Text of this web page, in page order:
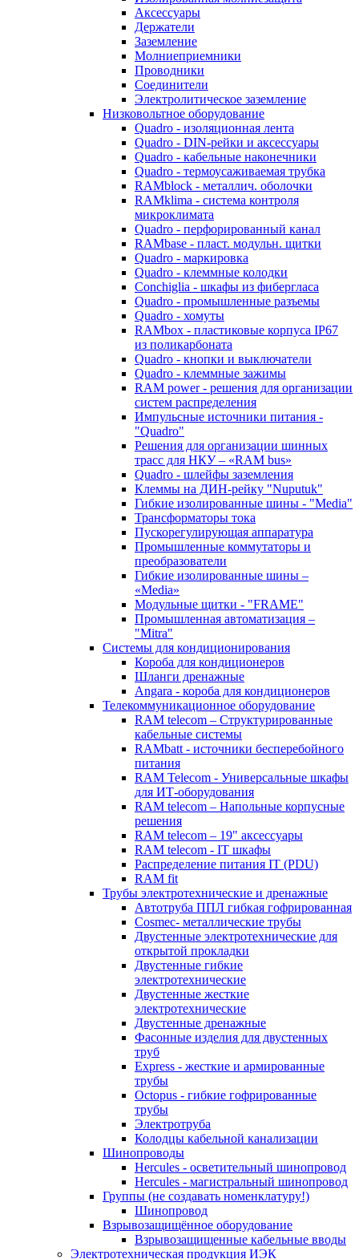
Аксессуары
Держатели
Заземление
Молниеприемники
Проводники
Соединители
Электролитическое заземление
Низковольтное оборудование
Quadro - изоляционная лента
Quadro - DIN-рейки и аксессуары
Quadro - кабельные наконечники
Quadro - термоусаживаемая трубка
RAMblock - металлич. оболочки
RAMklima - система контроля
микроклимата
Quadro - перфорированный канал
RAMbase - пласт. модульн. щитки
Quadro - маркировка
Quadro - клеммные колодки
Conchiglia - шкафы из фибергласа
Quadro - промышленные разъемы
Quadro - хомуты
RAMbox - пластиковые корпуса IP67
из поликарбоната
Quadro - кнопки и выключатели
Quadro - клеммные зажимы
RAM power - решения для организации
систем распределения
Импульсные источники питания -
"Quadro"
Решения для организации шинных
трасс для НКУ – «RAM bus»
Quadro - шлейфы заземления
Клеммы на ДИН-рейку "Nuputuk"
Гибкие изолированные шины - "Media"
Трансформаторы тока
Пускорегулирующая аппаратура
Промышленные коммутаторы и
преобразователи
Гибкие изолированные шины –
«Media»
Модульные щитки - "FRAME"
Промышленная автоматизация –
"Mitra"
Системы для кондиционирования
Короба для кондиционеров
Шланги дренажные
Angara - короба для кондиционеров
Телекоммуникационное оборудование
RAM telecom – Структурированные
кабельные системы
RAMbatt - источники бесперебойного
питания
RAM Telecom - Универсальные шкафы
для ИТ-оборудования
RAM telecom – Напольные корпусные
решения
RAM telecom – 19" аксессуары
RAM telecom - IT шкафы
Распределение питания IT (PDU)
RAM fit
Трубы электротехнические и дренажные
Автотруба ППЛ гибкая гофрированная
Cosmec- металлические трубы
Двустенные электротехнические для
открытой прокладки
Двустенные гибкие
электротехнические
Двустенные жесткие
электротехнические
Двустенные дренажные
Фасонные изделия для двустенных
труб
Express - жесткие и армированные
трубы
Octopus - гибкие гофрированные
трубы
Электротруба
Колодцы кабельной канализации
Шинопроводы
Hercules - осветительный шинопровод
Hercules - магистральный шинопровод
Группы (не создавать номенклатуру!)
Шинопровод
Взрывозащищённое оборудование
Взрывозащищенные кабельные вводы
Электротехническая продукция ИЭК